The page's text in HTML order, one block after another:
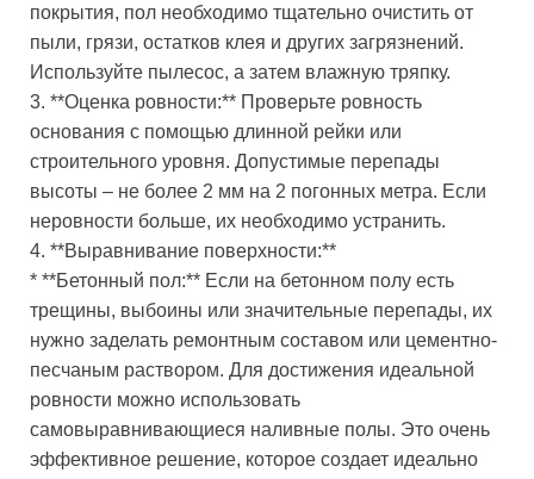
покрытия, пол необходимо тщательно очистить от
пыли, грязи, остатков клея и других загрязнений.
Используйте пылесос, а затем влажную тряпку.
3. **Оценка ровности:** Проверьте ровность
основания с помощью длинной рейки или
строительного уровня. Допустимые перепады
высоты – не более 2 мм на 2 погонных метра. Если
неровности больше, их необходимо устранить.
4. **Выравнивание поверхности:**
* **Бетонный пол:** Если на бетонном полу есть
трещины, выбоины или значительные перепады, их
нужно заделать ремонтным составом или цементно-
песчаным раствором. Для достижения идеальной
ровности можно использовать
самовыравнивающиеся наливные полы. Это очень
эффективное решение, которое создает идеально